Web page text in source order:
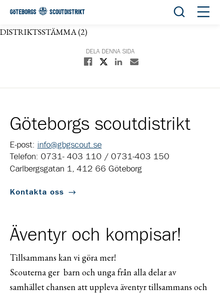
GÖTEBORGS SCOUTDISTRIKT Öppna
DISTRIKTSSTÄMMA (2)
DELA DENNA SIDA
Dela på Facebook
Dela på XDela på Linkedin
Dela med E-post
Göteborgs scoutdistrikt
E-post: info@gbgscout.se
Telefon: 0731- 403 110 / 0731-403 150
Carlbergsgatan 1, 412 66 Göteborg
Kontakta oss
Äventyr och kompisar!
Tillsammans kan vi göra mer!
Scouterna ger barn och unga från alla delar av
samhället chansen att uppleva äventyr tillsammans och